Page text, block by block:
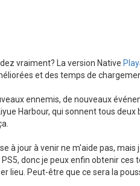
vraiment? La version Native
et des temps de
ennemis, de nouveaux
Harbour, qui sonnent tous
à jour à venir ne m'aide pas, mais
donc je peux enfin obtenir
lieu. Peut-être que ce sera la